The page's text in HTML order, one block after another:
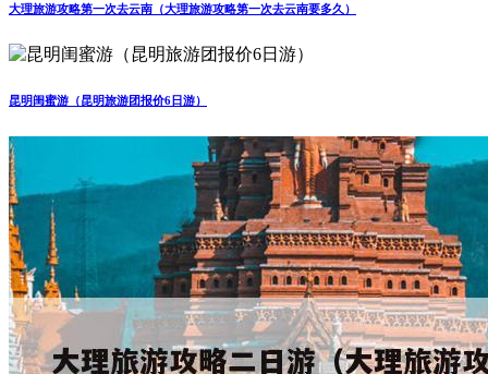
大理旅游攻略第一次去云南（大理旅游攻略第一次去云南要多久）
昆明闺蜜游（昆明旅游团报价6日游）